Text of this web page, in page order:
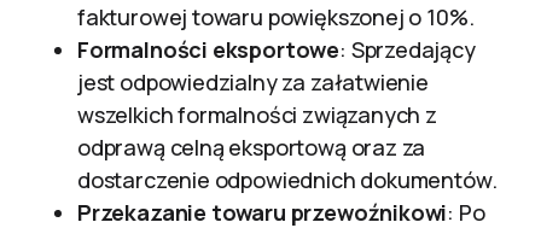
fakturowej towaru powiększonej o 10%.
Formalności eksportowe: Sprzedający
jest odpowiedzialny za załatwienie
wszelkich formalności związanych z
odprawą celną eksportową oraz za
dostarczenie odpowiednich dokumentów.
Przekazanie towaru przewoźnikowi: Po